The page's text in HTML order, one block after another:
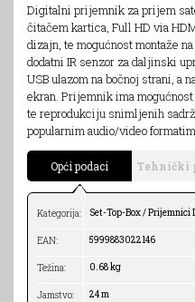
Digitalni prijemnik za prijem
čitačem kartica, Full HD via
dizajn, te mogućnost montaže
dodatni IR senzor za daljinski
USB ulazom na bočnoj strani, a
ekran. Prijemnik ima
te reprodukciju snimljenih
popularnim audio/video
Opći podaci Tehnički
Kategorija: Set-Top-Box / Prijemnici
EAN: 5999883022146
Težina: 0.68 kg
Jamstvo: 24 m